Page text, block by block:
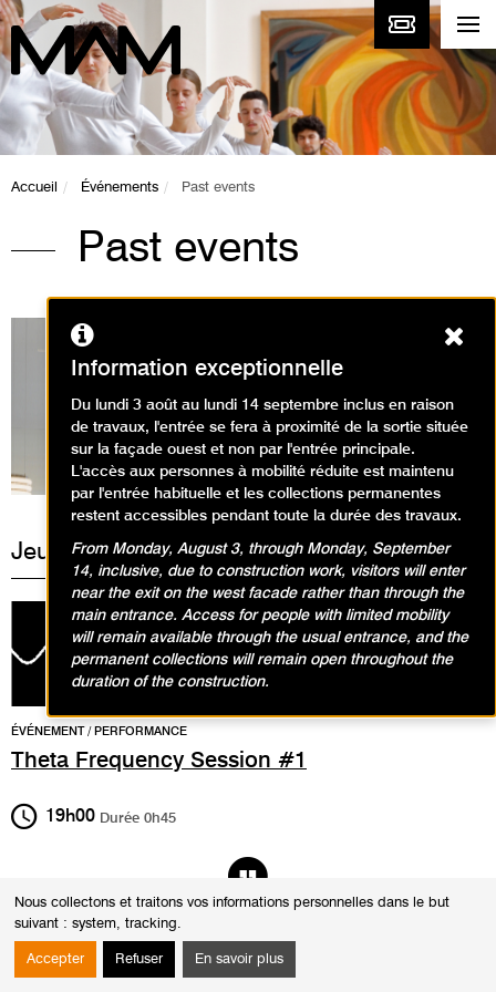
Nous collectons et traitons vos informations personnelles dans le but
suivant : system, tracking.
Accepter Refuser En savoir plus
Accueil Événements Past events
Past events
Expositions en cours
Jeudi 28 septembre 2017
Theta Frequency Session #1
ÉVÉNEMENT / PERFORMANCE
19h00 Durée 0h45
Betony étend la notion de bijou au corps tout entier et sans
tabou.
Information exceptionnelle
Du lundi 3 août au lundi 14 septembre inclus en raison
de travaux, l'entrée se fera à proximité de la sortie située
sur la façade ouest et non par l'entrée principale.
L'accès aux personnes à mobilité réduite est maintenu
par l'entrée habituelle et les collections permanentes
restent accessibles pendant toute la durée des travaux.
From Monday, August 3, through Monday, September
14, inclusive, due to construction work, visitors will enter
near the exit on the west facade rather than through the
main entrance. Access for people with limited mobility
will remain available through the usual entrance, and the
permanent collections will remain open throughout the
duration of the construction.